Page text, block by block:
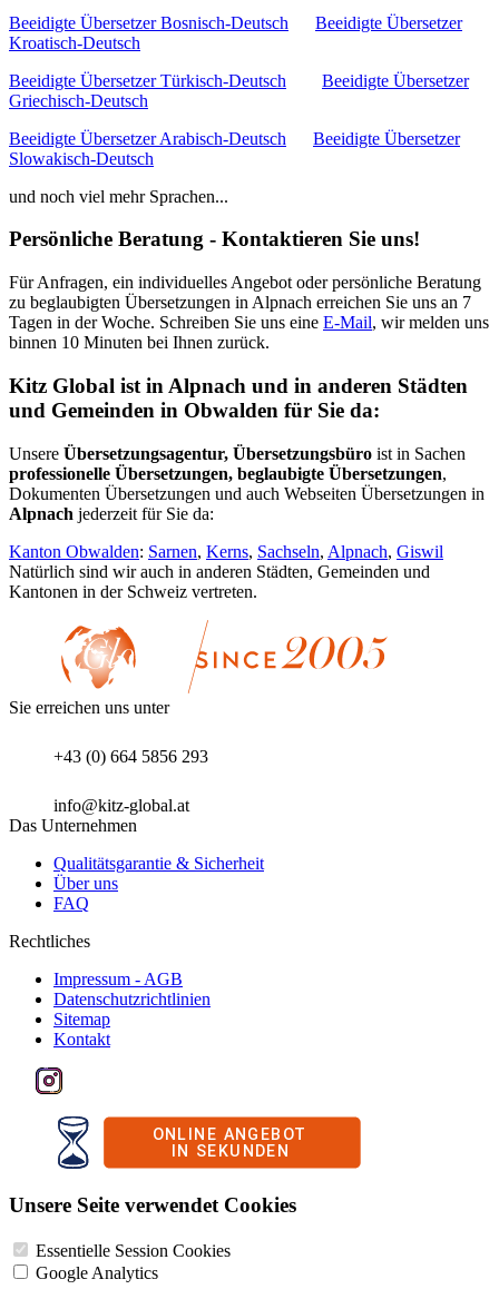
Beeidigte Übersetzer Bosnisch-Deutsch
Beeidigte Übersetzer
Kroatisch-Deutsch
Beeidigte Übersetzer Türkisch-Deutsch
Beeidigte Übersetzer
Griechisch-Deutsch
Beeidigte Übersetzer Arabisch-Deutsch
Beeidigte Übersetzer
Slowakisch-Deutsch
und noch viel mehr Sprachen...
Persönliche Beratung - Kontaktieren Sie uns!
Für Anfragen, ein individuelles Angebot oder persönliche Beratung
zu beglaubigten Übersetzungen in Alpnach erreichen Sie uns an 7
Tagen in der Woche. Schreiben Sie uns eine E-Mail, wir melden uns
binnen 10 Minuten bei Ihnen zurück.
Kitz Global ist in Alpnach und in anderen Städten
und Gemeinden in Obwalden für Sie da:
Unsere Übersetzungsagentur, Übersetzungsbüro ist in Sachen
professionelle Übersetzungen, beglaubigte Übersetzungen,
Dokumenten Übersetzungen und auch Webseiten Übersetzungen in
Alpnach jederzeit für Sie da:
Kanton Obwalden: Sarnen, Kerns, Sachseln, Alpnach, Giswil
Natürlich sind wir auch in anderen Städten, Gemeinden und
Kantonen in der Schweiz vertreten.
Sie erreichen uns unter
+43 (0) 664 5856 293
info@kitz-global.at
Das Unternehmen
Qualitätsgarantie & Sicherheit
Über uns
FAQ
Rechtliches
Impressum - AGB
Datenschutzrichtlinien
Sitemap
Kontakt
Unsere Seite verwendet Cookies
Essentielle Session Cookies
Google Analytics